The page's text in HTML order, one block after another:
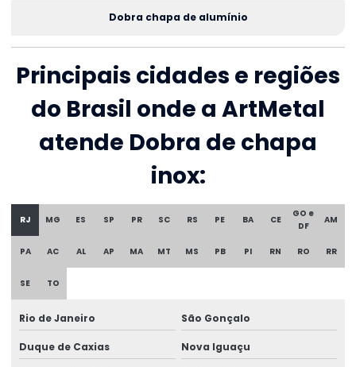
Dobra chapa de alumínio
Principais cidades e regiões
do Brasil onde a ArtMetal
atende Dobra de chapa
inox:
RJ MG ES SP PR SC RS PE BA CE
GO e
DF
AM
PA AC AL AP MA MT MS PB PI RN RO RR
SE TO
Rio de Janeiro São Gonçalo
Duque de Caxias Nova Iguaçu